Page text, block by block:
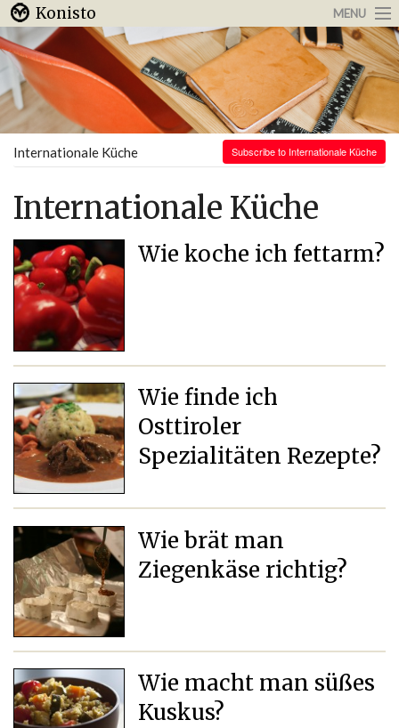
Konisto MENU
Arbeit & Karriere
Internet
Urlaub & Reisen
Internationale Küche Subscribe to Internationale Küche
Internationale Küche
Wie koche ich fettarm?
Wie finde ich
Osttiroler
Spezialitäten Rezepte?
Wie brät man
Ziegenkäse richtig?
Wie macht man süßes
Kuskus?